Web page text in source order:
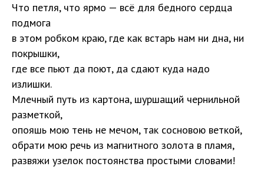
Что петля, что ярмо — всё для бедного сердца
подмога
в этом робком краю, где как встарь нам ни дна, ни
покрышки,
где все пьют да поют, да сдают куда надо
излишки.
Млечный путь из картона, шуршащий чернильной
разметкой,
опояшь мою тень не мечом, так сосновою веткой,
обрати мою речь из магнитного золота в пламя,
развяжи узелок постоянства простыми словами!